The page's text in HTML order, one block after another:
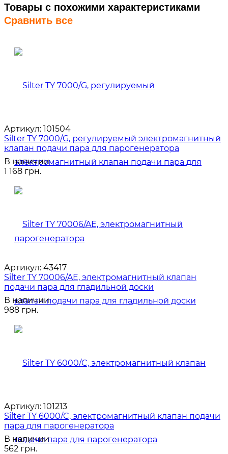
Товары с похожими характеристиками
Сравнить все
Артикул: 101504
Silter TY 7000/G, регулируемый электромагнитный
клапан подачи пара для парогенератора
В наличии
1 168 грн.
Артикул: 43417
Silter TY 70006/AE, электромагнитный клапан
подачи пара для гладильной доски
В наличии
988 грн.
Артикул: 101213
Silter TY 6000/C, электромагнитный клапан подачи
пара для парогенератора
В наличии
562 грн.